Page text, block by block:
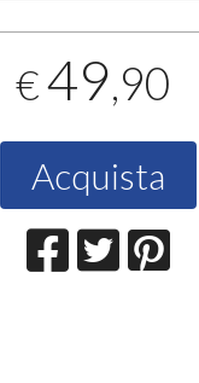
€49,90
Acquista